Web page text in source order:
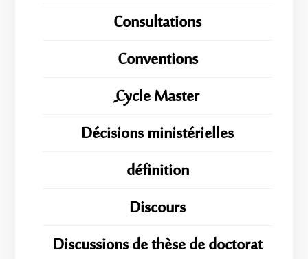
Consultations
Conventions
ِِِCycle Master
Décisions ministérielles
définition
Discours
Discussions de thèse de doctorat